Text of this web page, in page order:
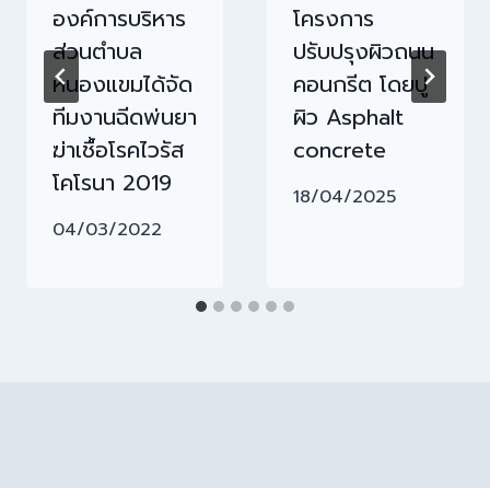
องค์การบริหาร
ส่วนตำบล
หนองแขมได้จัด
ทีมงานฉีดพ่นยา
ฆ่าเชื้อโรคไวรัส
โคโรนา 2019
04/03/2022
โครงการ
ปรับปรุงผิวถนน
คอนกรีต โดยปู
ผิว Asphalt
concrete
18/04/2025